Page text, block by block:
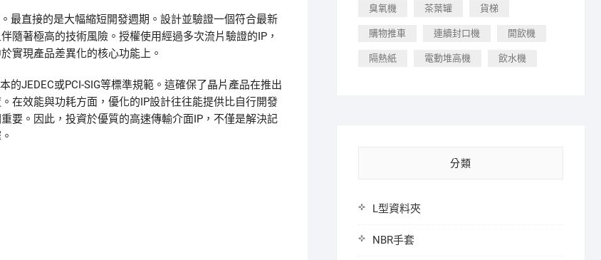
最直接的是大幅縮短開發週期。設計並驗證一個符合最新
隨著極高的技術風險。授權使用經過多次流片驗證的IP，
實現產品差異化的核心功能上。
JEDEC或PCI-SIG等標準規範。這確保了晶片產品在推出
在效能與功耗方面，優化的IP設計往往能提供比自行開發
要。因此，投資於優質的高速傳輸介面IP，不僅是解決記
臭氧機 茶葉罐 貨梯
購物推車 連續封口機 開飲機
隔熱紙 電動堆高機 飲水機
分類
L型資料夾
NBR手套